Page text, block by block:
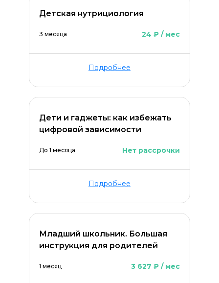
Детская нутрициология
3 месяца 24 ₽ / мес
Подробнее
Дети и гаджеты: как избежать
цифровой зависимости
До 1 месяца Нет рассрочки
Подробнее
Младший школьник. Большая
инструкция для родителей
1 месяц 3 627 ₽ / мес